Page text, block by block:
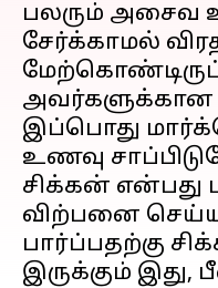
பலரும் அசைவ
சேர்க்காமல்
அவர்களுக்கான
இப்பொது
உணவு
சிக்கன் என்பது
விற்பனை
பார்ப்பதற்கு
இருக்கும் இது,